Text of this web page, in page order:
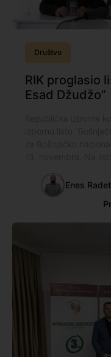
Društvo
RIK proglasio
Esad Džudžo”
Enes